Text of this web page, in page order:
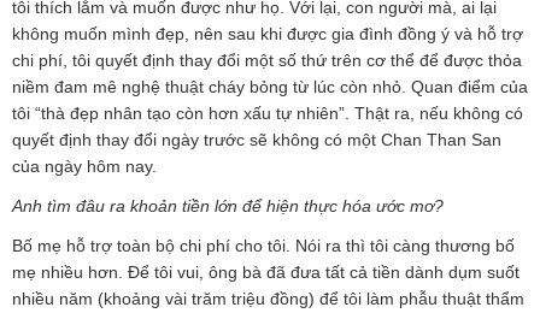
tôi thích lắm và muốn được như họ. Với lại, con người mà, ai lại
không muốn mình đẹp, nên sau khi được gia đình đồng ý và hỗ trợ
chi phí, tôi quyết định thay đổi một số thứ trên cơ thể để được thỏa
niềm đam mê nghệ thuật cháy bỏng từ lúc còn nhỏ. Quan điểm của
tôi “thà đẹp nhân tạo còn hơn xấu tự nhiên”. Thật ra, nếu không có
quyết định thay đổi ngày trước sẽ không có một Chan Than San
của ngày hôm nay.
Anh tìm đâu ra khoản tiền lớn để hiện thực hóa ước mơ?
Bố mẹ hỗ trợ toàn bộ chi phí cho tôi. Nói ra thì tôi càng thương bố
mẹ nhiều hơn. Để tôi vui, ông bà đã đưa tất cả tiền dành dụm suốt
nhiều năm (khoảng vài trăm triệu đồng) để tôi làm phẫu thuật thẩm